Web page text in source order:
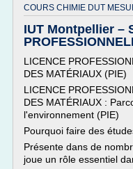
COURS CHIMIE DUT
IUT Montpellier –
LICENCE
DES MATÉRIAUX (PIE)
LICENCE
DES MATÉRIAUX :
l'environnement (PIE)
Pourquoi faire des
Présente dans de
joue un rôle essentiel